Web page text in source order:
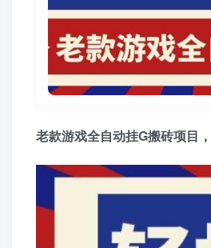
老款游戏全自动挂G搬砖项目